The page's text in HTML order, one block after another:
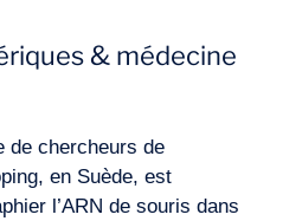
& médecine
de chercheurs de
en Suède, est
l’ARN de souris dans